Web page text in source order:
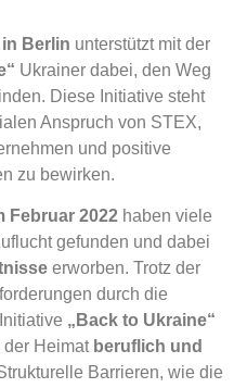
in Berlin unterstützt mit der
Ukrainer dabei, den Weg
Diese Initiative steht
Anspruch von STEX,
und positive
zu bewirken.
Februar 2022haben viele
gefunden und dabei
erworben. Trotz der
durch die
„Back to Ukraine“
der Heimat beruflich und
Barrieren, wie die